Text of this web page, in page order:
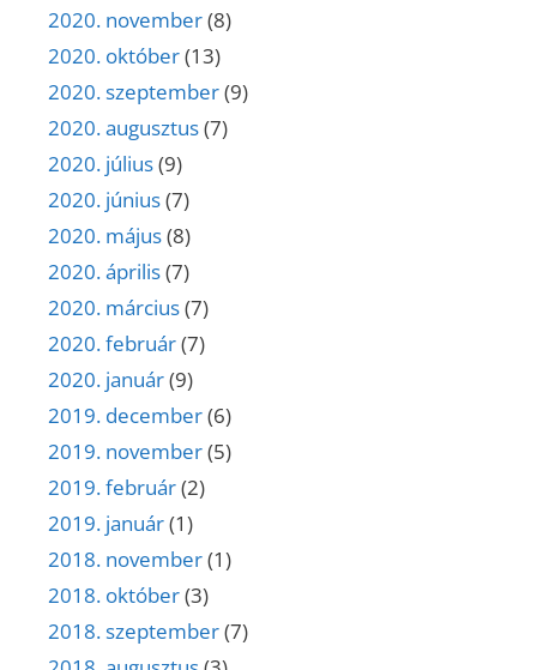
2020. november(8)
2020. október(13)
2020. szeptember(9)
2020. augusztus(7)
2020. július(9)
2020. június(7)
2020. május(8)
2020. április(7)
2020. március(7)
2020. február(7)
2020. január(9)
2019. december(6)
2019. november(5)
2019. február(2)
2019. január(1)
2018. november(1)
2018. október(3)
2018. szeptember(7)